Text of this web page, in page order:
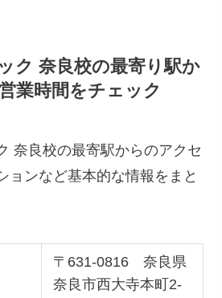
ク 奈良校の最寄り駅か
業時間をチェック
奈良校の最寄駅からのアクセ
ョンなど基本的な情報をまと
〒631-0816 奈良県
奈良市西大寺本町2-